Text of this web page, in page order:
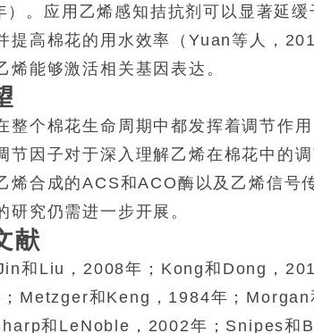
）。应用乙烯感知拮抗剂可以显著延
提高棉花的用水效率（Yuan等人，
烯能够激活相关基因表达。
整个棉花生命周期中都发挥着调节作
节因子对于深入理解乙烯在棉花中的
烯合成的ACS和ACO酶以及乙烯信号
研究仍需进一步开展。
献
和Liu，2008年；Kong和Dong，
Metzger和Keng，1984年；
和LeNoble，2002年；Snipes和